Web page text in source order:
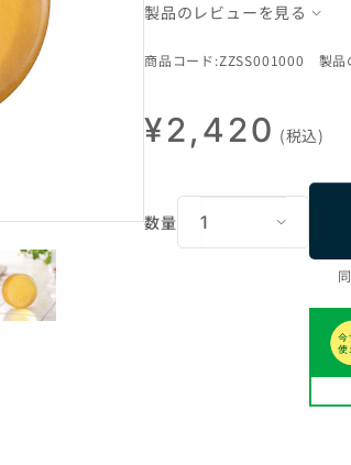
製品のレビューを見る
商品コード:ZZSS001000 製品
¥2,420 (税込)
数量